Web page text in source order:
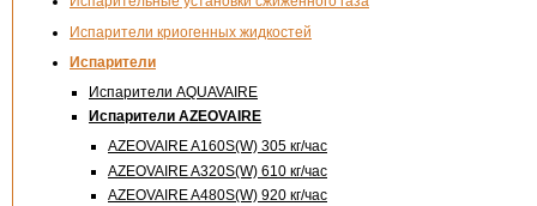
Испарители криогенных жидкостей
Испарители
Испарители AQUAVAIRE
Испарители AZEOVAIRE
AZEOVAIRE A160S(W) 305 кг/час
AZEOVAIRE A320S(W) 610 кг/час
AZEOVAIRE A480S(W) 920 кг/час